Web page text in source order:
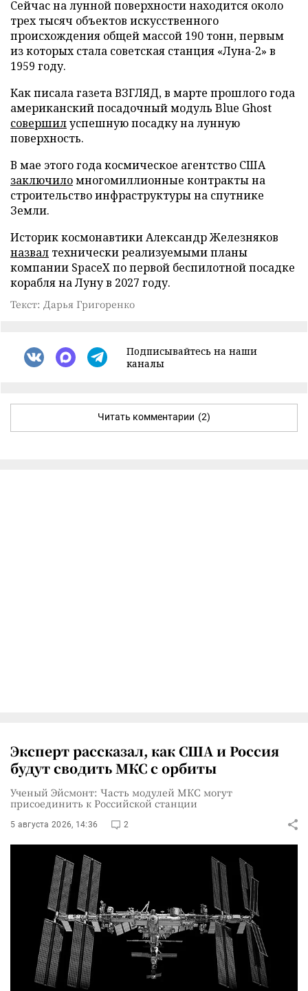
Сейчас на лунной поверхности находится около
трех тысяч объектов искусственного
происхождения общей массой 190 тонн, первым
из которых стала советская станция «Луна-2» в
1959 году.
Как писала газета ВЗГЛЯД, в марте прошлого года
американский посадочный модуль Blue Ghost
совершилуспешную посадку на лунную
поверхность.
В мае этого года космическое агентство США
заключиломногомиллионные контракты на
строительство инфраструктуры на спутнике
Земли.
Историк космонавтики Александр Железняков
назвал технически реализуемыми планы
компании SpaceX по первой беспилотной посадке
корабля на Луну в 2027 году.
Текст: Дарья Григоренко
Подписывайтесь на наши
каналы
Читать комментарии (2)
Эксперт рассказал, как США и Россия
будут сводить МКС с орбиты
Ученый Эйсмонт: Часть модулей МКС могут
присоединить к Российской станции
5 августа 2026, 14:36 2